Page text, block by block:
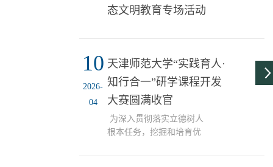
学地理学部联合天津师范
科普活动”。活动创新采用
“专题讲座+互动实践”双线
模式，让同学们在听讲与
动手绘图中沉浸式读懂京
津冀协同发展的时...
态文明教育专场活动
10
2026-
04
天津师范大学“实践育人·
知行合一”研学课程开发
大赛圆满收官
为深入贯彻落实立德树人
根本任务，挖掘和培育优